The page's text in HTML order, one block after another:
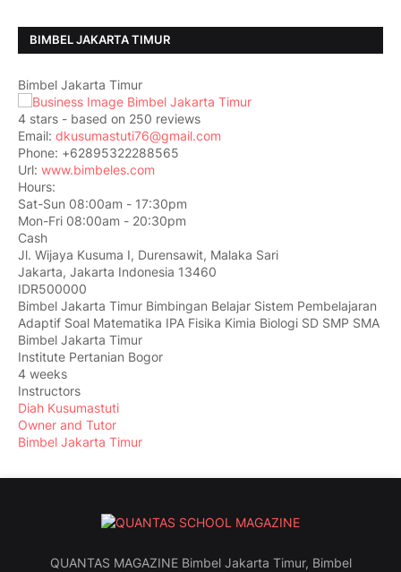
BIMBEL JAKARTA TIMUR
Bimbel Jakarta Timur
4 stars - based on 250 reviews
Email: dkusumastuti76@gmail.com
Phone: +62895322288565
Url: www.bimbeles.com
Hours:
Sat-Sun 08:00am - 17:30pm
Mon-Fri 08:00am - 20:30pm
Cash
Jl. Wijaya Kusuma I, Durensawit, Malaka Sari
Jakarta, Jakarta Indonesia 13460
IDR500000
Bimbel Jakarta Timur Bimbingan Belajar Sistem Pembelajaran
Adaptif Soal Matematika IPA Fisika Kimia Biologi SD SMP SMA
Bimbel Jakarta Timur
Institute Pertanian Bogor
4 weeks
Instructors
Diah Kusumastuti
Owner and Tutor
Bimbel Jakarta Timur
QUANTAS MAGAZINE Bimbel Jakarta Timur, Bimbel